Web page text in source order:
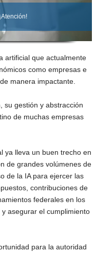
artificial que actualmente
como empresas e
manera impactante.
su gestión y abstracción
de muchas empresas
ya lleva un buen trecho en
de grandes volúmenes de
de la IA para ejercer las
contribuciones de
federales en los
asegurar el cumplimiento
para la autoridad